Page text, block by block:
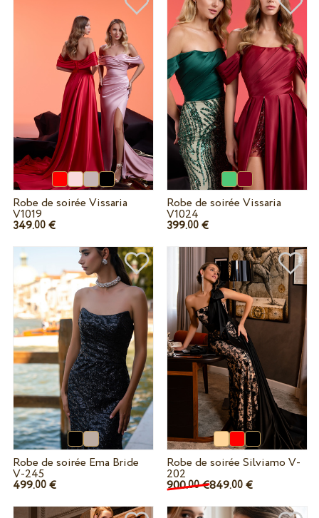
Robe de soirée Vissaria
V1019
349.00€
Robe de soirée Vissaria
V1024
399.00 €
Robe de soirée Ema Bride
V-245
499.00€
Robe de soirée Silviamo V-
202
900.00€849.00 €